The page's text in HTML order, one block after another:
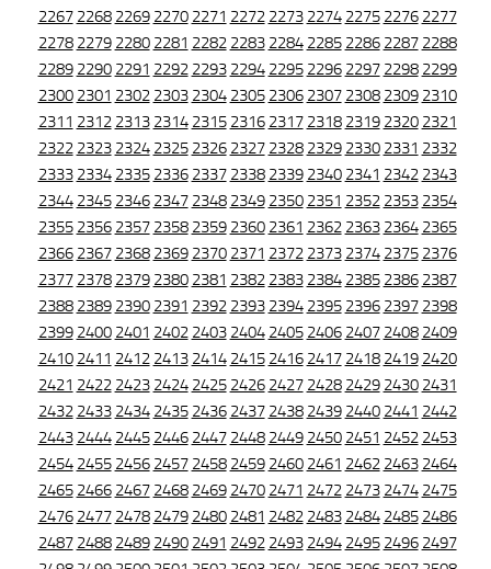
2267 2268 2269 2270 2271 2272 2273 2274 2275 2276 2277
2278 2279 2280 2281 2282 2283 2284 2285 2286 2287 2288
2289 2290 2291 2292 2293 2294 2295 2296 2297 2298 2299
2300 2301 2302 2303 2304 2305 2306 2307 2308 2309 2310
2311 2312 2313 2314 2315 2316 2317 2318 2319 2320 2321
2322 2323 2324 2325 2326 2327 2328 2329 2330 2331 2332
2333 2334 2335 2336 2337 2338 2339 2340 2341 2342 2343
2344 2345 2346 2347 2348 2349 2350 2351 2352 2353 2354
2355 2356 2357 2358 2359 2360 2361 2362 2363 2364 2365
2366 2367 2368 2369 2370 2371 2372 2373 2374 2375 2376
2377 2378 2379 2380 2381 2382 2383 2384 2385 2386 2387
2388 2389 2390 2391 2392 2393 2394 2395 2396 2397 2398
2399 2400 2401 2402 2403 2404 2405 2406 2407 2408 2409
2410 2411 2412 2413 2414 2415 2416 2417 2418 2419 2420
2421 2422 2423 2424 2425 2426 2427 2428 2429 2430 2431
2432 2433 2434 2435 2436 2437 2438 2439 2440 2441 2442
2443 2444 2445 2446 2447 2448 2449 2450 2451 2452 2453
2454 2455 2456 2457 2458 2459 2460 2461 2462 2463 2464
2465 2466 2467 2468 2469 2470 2471 2472 2473 2474 2475
2476 2477 2478 2479 2480 2481 2482 2483 2484 2485 2486
2487 2488 2489 2490 2491 2492 2493 2494 2495 2496 2497